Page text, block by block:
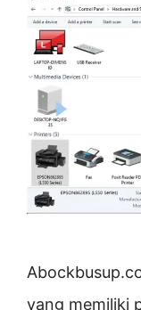
yang memiliki